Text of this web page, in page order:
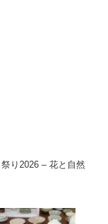
り2026 – 花と自然